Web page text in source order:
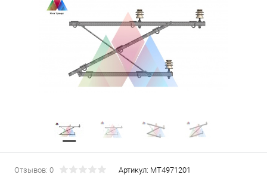
Отзывов: 0 Артикул: МТ4971201